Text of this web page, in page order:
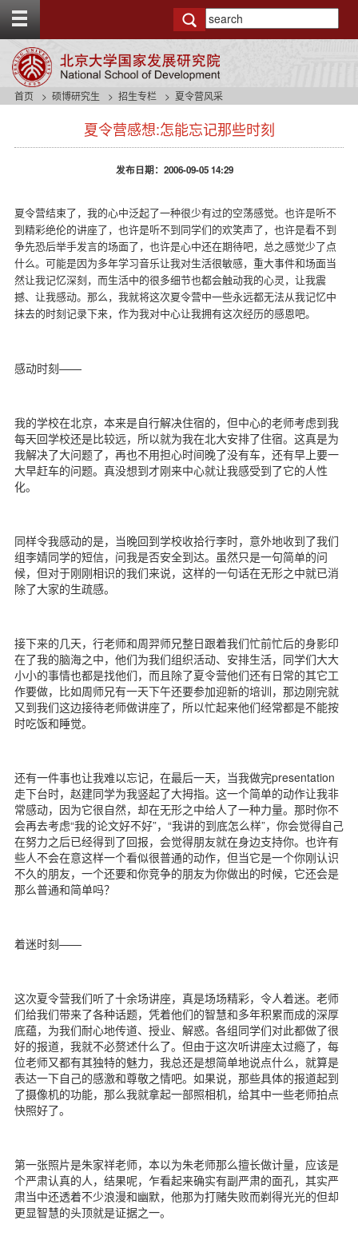
g
t
首页 硕博研究生 招生专栏 夏令营风采
夏令营感想:怎能忘记那些时刻
发布日期：2006-09-05 14:29
夏令营结束了，我的心中泛起了一种很少有过的空荡感觉。也许是听不
到精彩绝伦的讲座了，也许是听不到同学们的欢笑声了，也许是看不到
争先恐后举手发言的场面了，也许是心中还在期待吧，总之感觉少了点
什么。可能是因为多年学习音乐让我对生活很敏感，重大事件和场面当
然让我记忆深刻，而生活中的很多细节也都会触动我的心灵，让我震
撼、让我感动。那么，我就将这次夏令营中一些永远都无法从我记忆中
抹去的时刻记录下来，作为我对中心让我拥有这次经历的感恩吧。
感动时刻——
我的学校在北京，本来是自行解决住宿的，但中心的老师考虑到我
每天回学校还是比较远，所以就为我在北大安排了住宿。这真是为
我解决了大问题了，再也不用担心时间晚了没有车，还有早上要一
大早赶车的问题。真没想到才刚来中心就让我感受到了它的人性
化。
同样令我感动的是，当晚回到学校收拾行李时，意外地收到了我们
组李婧同学的短信，问我是否安全到达。虽然只是一句简单的问
候，但对于刚刚相识的我们来说，这样的一句话在无形之中就已消
除了大家的生疏感。
接下来的几天，行老师和周羿师兄整日跟着我们忙前忙后的身影印
在了我的脑海之中，他们为我们组织活动、安排生活，同学们大大
小小的事情也都是找他们，而且除了夏令营他们还有日常的其它工
作要做，比如周师兄有一天下午还要参加迎新的培训，那边刚完就
又到我们这边接待老师做讲座了，所以忙起来他们经常都是不能按
时吃饭和睡觉。
还有一件事也让我难以忘记，在最后一天，当我做完presentation
走下台时，赵建同学为我竖起了大拇指。这一个简单的动作让我非
常感动，因为它很自然，却在无形之中给人了一种力量。那时你不
会再去考虑“我的论文好不好”，“我讲的到底怎么样”，你会觉得自己
在努力之后已经得到了回报，会觉得朋友就在身边支持你。也许有
些人不会在意这样一个看似很普通的动作，但当它是一个你刚认识
不久的朋友，一个还要和你竞争的朋友为你做出的时候，它还会是
那么普通和简单吗？
着迷时刻——
这次夏令营我们听了十余场讲座，真是场场精彩，令人着迷。老师
们给我们带来了各种话题，凭着他们的智慧和多年积累而成的深厚
底蕴，为我们耐心地传道、授业、解惑。各组同学们对此都做了很
好的报道，我就不必赘述什么了。但由于这次听讲座太过瘾了，每
位老师又都有其独特的魅力，我总还是想简单地说点什么，就算是
表达一下自己的感激和尊敬之情吧。如果说，那些具体的报道起到
了摄像机的功能，那么我就拿起一部照相机，给其中一些老师拍点
快照好了。
第一张照片是朱家祥老师，本以为朱老师那么擅长做计量，应该是
个严肃认真的人，结果呢，乍看起来确实有副严肃的面孔，其实严
肃当中还透着不少浪漫和幽默，他那为打赌失败而剃得光光的但却
更显智慧的头顶就是证据之一。